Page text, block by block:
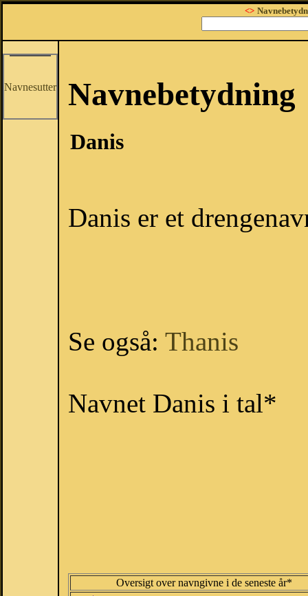
<>
Navnesutter Navnebetydning
Danis
Danis er et
Se også: Thanis
Navnet Danis i tal*
Oversigt over navngivne i de seneste år*